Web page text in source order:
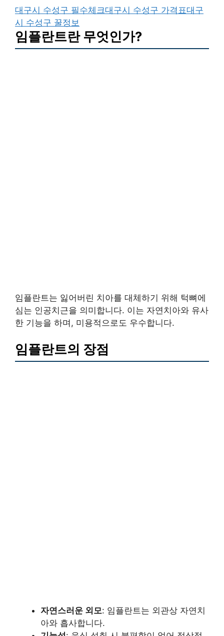
대구시 수성구 필수체크대구시 수성구 가격표대구
시 수성구 꿀정보
임플란트란 무엇인가?
임플란트는 잃어버린 치아를 대체하기 위해 턱뼈에
심는 인공치근을 의미합니다. 이는 자연치아와 유사
한 기능을 하며, 미용적으로도 우수합니다.
임플란트의 장점
자연스러운 외모: 임플란트는 외관상 자연치
아와 흡사합니다.